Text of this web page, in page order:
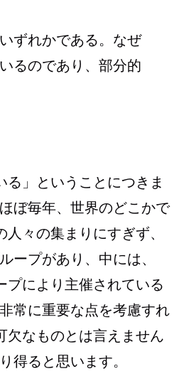
ずれかである。なぜ
るのであり、部分的
」ということにつきま
ぼ毎年、世界のどこかで
々の集まりにすぎず、
プがあり、中には、
により主催されている
常に重要な点を考慮すれ
なものとは言えません
得ると思います。